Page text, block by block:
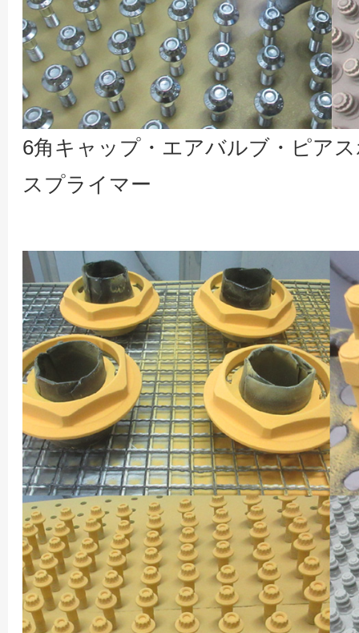
6角キャップ・エアバルブ・ピア
スプライマー